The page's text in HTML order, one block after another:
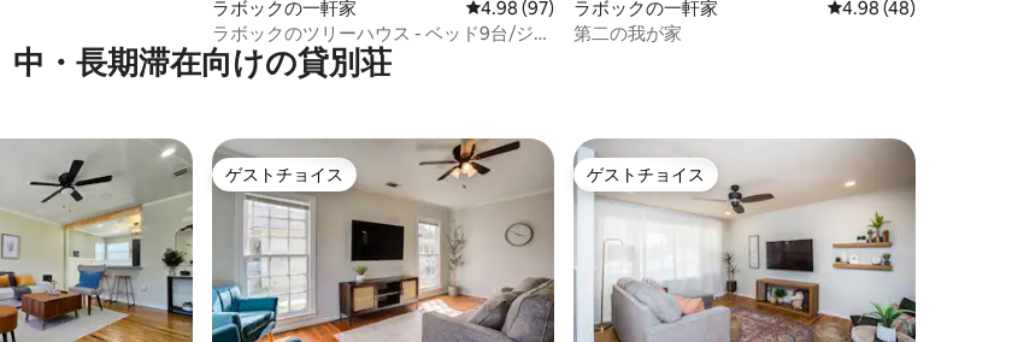
ラボックの一軒家 レビュー97件、5つ星中4.98つ星の平均評価
4.98 (97)
ラボックのツリーハウス - ベッド9台/ジャ
グジー
ラボックの一軒家 レビュー48件、5つ星
4.98 (48)
第二の我が家
中・長期滞在向けの貸別荘
ゲストチョイス
ゲストチョイス ゲストチョイス
ゲストチョイス